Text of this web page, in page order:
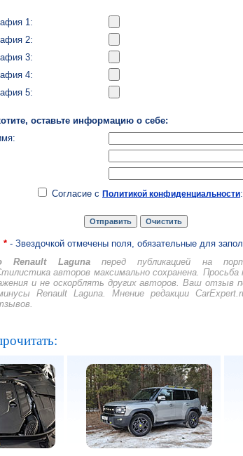
1:
2:
3:
4:
5:
оставьте информацию о себе:
Согласие с Политикой конфиденциальности:
* - Звездочкой отмечены поля, обязательные для
Lagunaперед публикацией на
авторов максимально сохранена.
и не оскорблять других авторов. Ваш
Renault Laguna. Мнение редакции